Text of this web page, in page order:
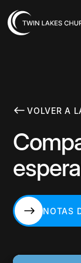
VOLVER A
NOTAS